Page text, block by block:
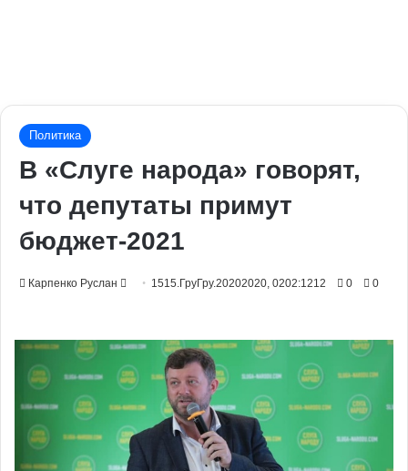
Политика
В «Слуге народа» говорят,
что депутаты примут
бюджет-2021
Карпенко Руслан
Send 1515.ГруГру.20202020, 0202:1212 0 0